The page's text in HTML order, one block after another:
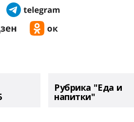
Рубрика "Еда и
напитки"